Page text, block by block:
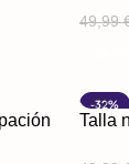
49,99
-32%
Talla